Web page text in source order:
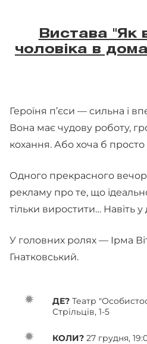
Вистава "Як
чоловіка в
Героїня п’єси — сильна і
Вона має чудову роботу,
кохання. Або хоча б просто
Одного прекрасного
рекламу про те, що
тільки виростити… Навіть
У головних ролях — Ірма
Гнатковський.
ДЕ? Театр
Стрільців, 1-5
КОЛИ? 27 грудня,